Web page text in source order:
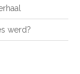
werd?